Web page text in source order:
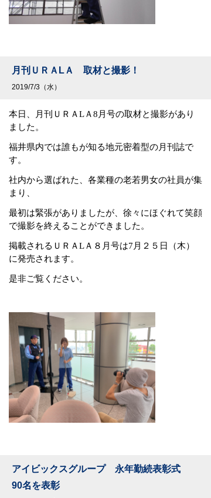
月刊ＵＲＡLＡ 取材と撮影！
2019/7/3（水）
本日、月刊ＵＲＡLＡ8月号の取材と撮影があり
ました。
福井県内では誰もが知る地元密着型の月刊誌で
す。
社内から選ばれた、各業種の老若男女の社員が集
まり、
最初は緊張がありましたが、徐々にほぐれて笑顔
で撮影を終えることができました。
掲載されるＵＲＡLＡ８月号は7月２５日（木）
に発売されます。
是非ご覧ください。
アイビックスグループ 永年勤続表彰式
90名を表彰